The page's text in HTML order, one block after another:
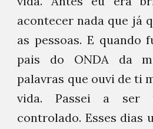
acontecer nada que já
as pessoas. E quando
pais do ONDA da
palavras que ouvi de ti
vida. Passei a ser
controlado. Esses dias